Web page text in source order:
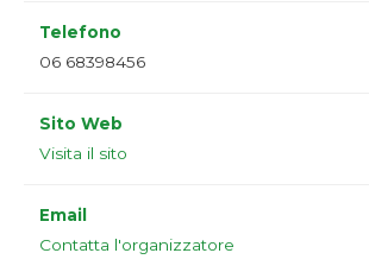
Telefono
06 68398456
Sito Web
Visita il sito
Email
Contatta l'organizzatore